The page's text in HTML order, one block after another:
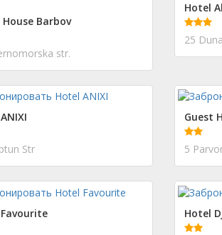
House Barbov
str.
Hotel
25
Str
Guest
5
Hotel